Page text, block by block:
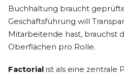
Buchhaltung braucht
Geschäftsführung will
Mitarbeitende hast, brauchst
Oberflächen pro Rolle.
Factorial ist als eine zentrale